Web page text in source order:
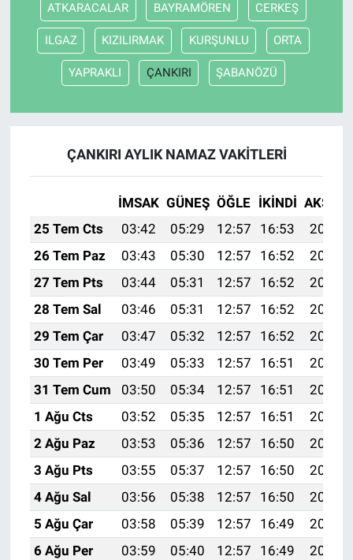
ATKARACALAR BAYRAMÖREN CERKEŞ
ILGAZ KIZILIRMAK KURŞUNLU ORTA
YAPRAKLI ÇANKIRI ŞABANÖZÜ
ÇANKIRI AYLIK NAMAZ VAKITLERI
İMSAK GÜNEŞ ÖĞLE İKINDI AKŞAM
25 Tem Cts
03:42 05:29 12:57 16:53
20:15
26 Tem Paz
03:43 05:30 12:57 16:52
20:15
27 Tem Pts
03:44 05:31 12:57 16:52
20:14
28 Tem Sal
03:46 05:31 12:57 16:52
20:13
29 Tem Çar
03:47 05:32 12:57 16:52
20:12
30 Tem Per
03:49 05:33 12:57 16:51
20:11
31 Tem Cum
03:50 05:34 12:57 16:51
20:10
1 Ağu Cts
03:52 05:35 12:57 16:51
20:09
2 Ağu Paz
03:53 05:36 12:57 16:50
20:08
3 Ağu Pts
03:55 05:37 12:57 16:50
20:07
4 Ağu Sal
03:56 05:38 12:57 16:50
20:05
5 Ağu Çar
03:58 05:39 12:57 16:49
20:04
6 Ağu Per
03:59 05:40 12:57 16:49
20:03